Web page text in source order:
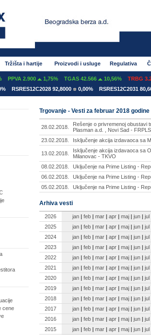
Tržišta i hartije Proizvodi i usluge Regulativa
PPVA 2.900 1,75% TGAS 42.566 10,56%
TRBG
RSRES12C2028 92,8000 0,00% RSRES12C2031
cene
Trgovanje - Vesti za februar 2018 godine
28.02.2018.
Rešenje o privremenoj obustavi
Plasman a.d. , Novi Sad - FRPLS
23.02.2018.
Isključenje akcija izdavaoca sa
13.02.2018.
Isključenje akcija izdavaoca sa
Milanovac - TKVO
08.02.2018.
Uključenje na Prime Listing -
06.02.2018.
Uključenje na Prime Listing -
05.02.2018.
Uključenje na Prime Listing -
Arhiva vesti
2026 jan | feb | mar | apr | maj | jun | jul
2025
jan | feb | mar | apr | maj | jun | jul
2024
jan | feb | mar | apr | maj | jun | jul
2023
jan | feb | mar | apr | maj | jun | jul
2022
jan | feb | mar | apr | maj | jun | jul
2021
jan | feb | mar | apr | maj | jun | jul
2020
jan | feb | mar | apr | maj | jun | jul
2019
jan | feb | mar | apr | maj | jun | jul
2018
jan | feb | mar | apr | maj | jun | jul
2017
jan | feb | mar | apr | maj | jun | jul
2016
jan | feb | mar | apr | maj | jun | jul
2015
jan | feb | mar | apr | maj | jun | jul